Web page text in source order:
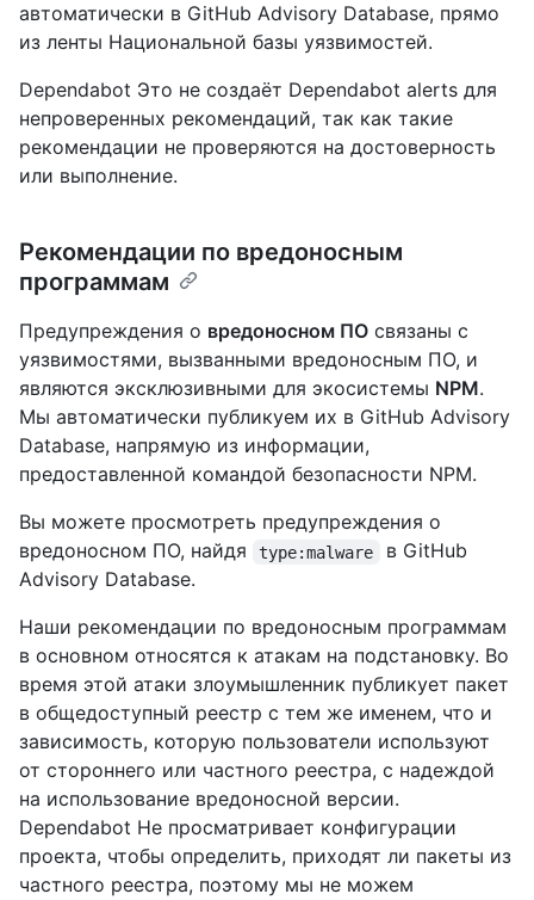
автоматически в GitHub Advisory Database, прямо
из ленты Национальной базы уязвимостей.
Dependabot Это не создаёт Dependabot alerts для
непроверенных рекомендаций, так как такие
рекомендации не проверяются на достоверность
или выполнение.
Рекомендации по вредоносным
программам
Предупреждения о вредоносном ПО связаны с
уязвимостями, вызванными вредоносным ПО, и
являются эксклюзивными для экосистемы NPM.
Мы автоматически публикуем их в GitHub Advisory
Database, напрямую из информации,
предоставленной командой безопасности NPM.
Вы можете просмотреть предупреждения о
вредоносном ПО, найдя
type:malware
в GitHub
Advisory Database.
Наши рекомендации по вредоносным программам
в основном относятся к атакам на подстановку. Во
время этой атаки злоумышленник публикует пакет
в общедоступный реестр с тем же именем, что и
зависимость, которую пользователи используют
от стороннего или частного реестра, с надеждой
на использование вредоносной версии.
Dependabot Не просматривает конфигурации
проекта, чтобы определить, приходят ли пакеты из
частного реестра, поэтому мы не можем